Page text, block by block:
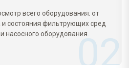
всего оборудования: от
состояния фильтрующих сред
насосного оборудования.